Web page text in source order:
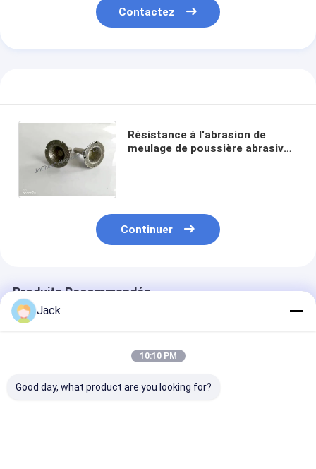
Contactez
Résistance à l'abrasion de
meulage de poussière abrasive
Continuer
Produits Recommandés
Jack
10:10 PM
Good day, what product are you looking for?